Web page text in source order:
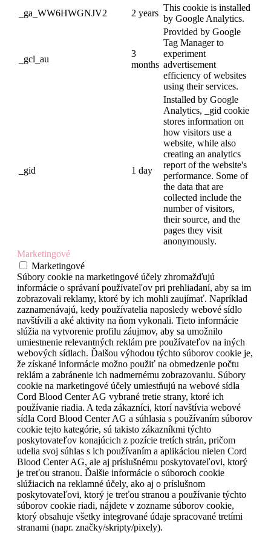
_ga_WW6HWGNJV2
2 years
This cookie is installed
by Google Analytics.
_gcl_au
3
months
Provided by Google
Tag Manager to
experiment
advertisement
efficiency of websites
using their services.
_gid 1 day
Installed by Google
Analytics, _gid cookie
stores information on
how visitors use a
website, while also
creating an analytics
report of the website's
performance. Some of
the data that are
collected include the
number of visitors,
their source, and the
pages they visit
anonymously.
Marketingové
Marketingové
Súbory cookie na marketingové účely zhromažďujú
informácie o správaní používateľov pri prehliadaní, aby sa im
zobrazovali reklamy, ktoré by ich mohli zaujímať. Napríklad
zaznamenávajú, kedy používatelia naposledy webové sídlo
navštívili a aké aktivity na ňom vykonali. Tieto informácie
slúžia na vytvorenie profilu záujmov, aby sa umožnilo
umiestnenie relevantných reklám pre používateľov na iných
webových sídlach. Ďalšou výhodou týchto súborov cookie je,
že získané informácie možno použiť na obmedzenie počtu
reklám a zabránenie ich nadmernému zobrazovaniu. Súbory
cookie na marketingové účely umiestňujú na webové sídla
Cord Blood Center AG vybrané tretie strany, ktoré ich
používanie riadia. A teda zákazníci, ktorí navštívia webové
sídla Cord Blood Center AG a súhlasia s používaním súborov
cookie tejto kategórie, sú takisto zákazníkmi týchto
poskytovateľov konajúcich z pozície tretích strán, pričom
udelia svoj súhlas s ich používaním a aplikáciou nielen Cord
Blood Center AG, ale aj príslušnému poskytovateľovi, ktorý
je treťou stranou. Ďalšie informácie o súboroch cookie
slúžiacich na reklamné účely, ako aj o príslušnom
poskytovateľovi, ktorý je treťou stranou a používanie týchto
súborov cookie riadi, nájdete v zozname súborov cookie,
ktorý obsahuje všetky integrované údaje spracované tretími
stranami (napr. značky/skripty/pixely).